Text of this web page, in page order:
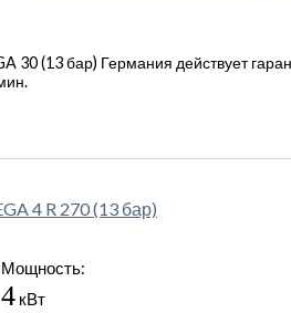
30 (13 бар) Германия действует
4 R 270 (13 бар)
Мощность:
4 кВт